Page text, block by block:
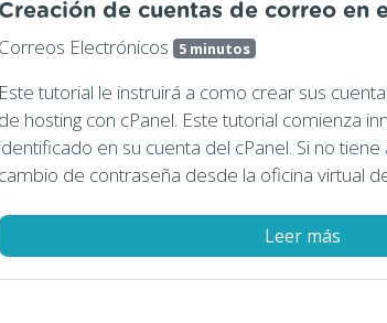
Creación de cuentas de correo en
Correos Electrónicos 5 minutos
Este tutorial le instruirá a como crear sus
de hosting con cPanel. Este tutorial comienza
identificado en su cuenta del cPanel. Si no
cambio de contraseña desde la oficina virtual
Leer más